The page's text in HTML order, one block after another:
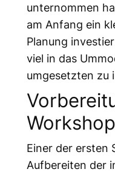
unternommen
am Anfang ein
Planung
viel in das
umgesetzten zu
Einer der ersten
Aufbereiten der